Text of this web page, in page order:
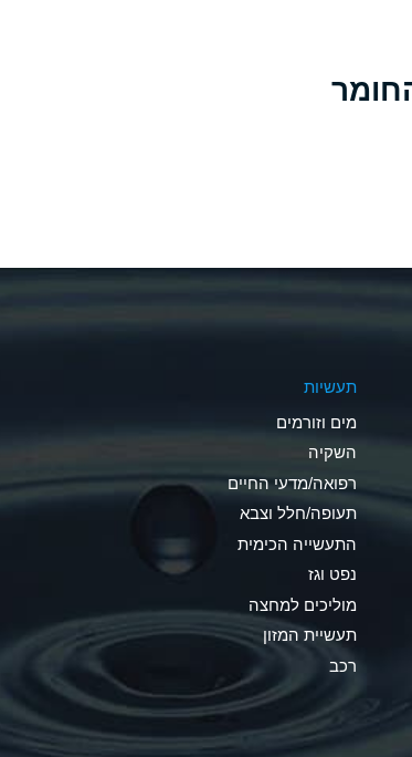
B
D
A
D
A
תעשיות
מים וזורמים
השקיה
רפואה/מדעי החיים
תעופה/חלל וצבא
התעשייה הכימית
נפט וגז
מוליכים למחצה
תעשיית המזון
רכב